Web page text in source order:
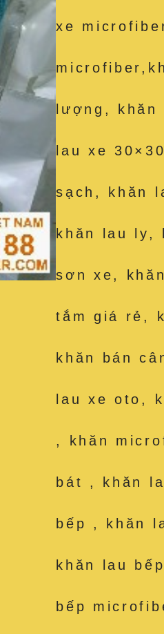
xe
lượng,
lau xe
sạch, khăn
khăn lau ly,
sơn xe,
tắm giá rẻ,
khăn bán
lau xe oto,
, khăn
bát , khăn
bếp , khăn
khăn lau
bếp